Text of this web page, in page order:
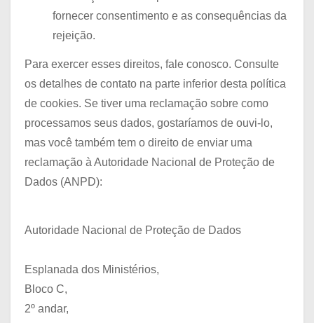
fornecer consentimento e as consequências da
rejeição.
Para exercer esses direitos, fale conosco. Consulte
os detalhes de contato na parte inferior desta política
de cookies. Se tiver uma reclamação sobre como
processamos seus dados, gostaríamos de ouvi-lo,
mas você também tem o direito de enviar uma
reclamação à Autoridade Nacional de Proteção de
Dados (ANPD):
Autoridade Nacional de Proteção de Dados
Esplanada dos Ministérios,
Bloco C,
2º andar,